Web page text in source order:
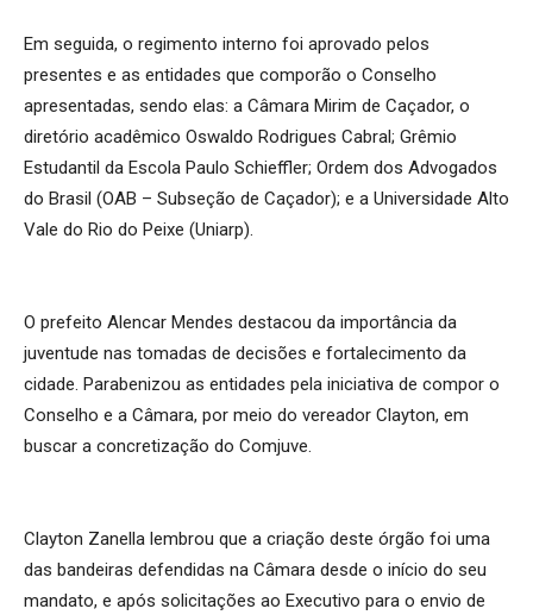
Em seguida, o regimento interno foi aprovado pelos
presentes e as entidades que comporão o Conselho
apresentadas, sendo elas: a Câmara Mirim de Caçador, o
diretório acadêmico Oswaldo Rodrigues Cabral; Grêmio
Estudantil da Escola Paulo Schieffler; Ordem dos Advogados
do Brasil (OAB – Subseção de Caçador); e a Universidade Alto
Vale do Rio do Peixe (Uniarp).
O prefeito Alencar Mendes destacou da importância da
juventude nas tomadas de decisões e fortalecimento da
cidade. Parabenizou as entidades pela iniciativa de compor o
Conselho e a Câmara, por meio do vereador Clayton, em
buscar a concretização do Comjuve.
Clayton Zanella lembrou que a criação deste órgão foi uma
das bandeiras defendidas na Câmara desde o início do seu
mandato, e após solicitações ao Executivo para o envio de